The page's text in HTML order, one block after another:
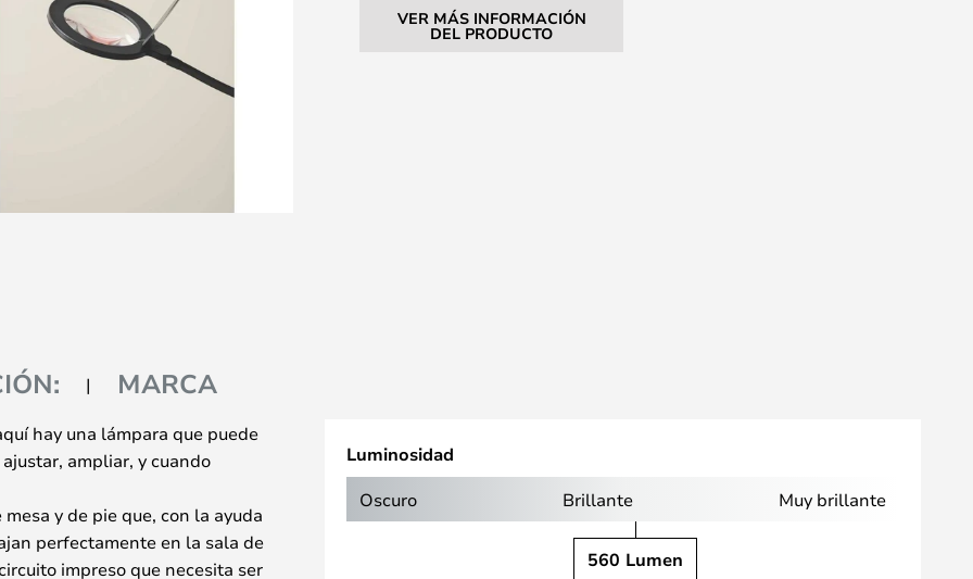
VER MÁS INFORMACIÓN
DEL PRODUCTO
MARCA
hay una lámpara que puede
ampliar, y cuando
y de pie que, con la ayuda
perfectamente en la sala de
impreso que necesita ser
Luminosidad
Oscuro Brillante Muy brillante
560 Lumen